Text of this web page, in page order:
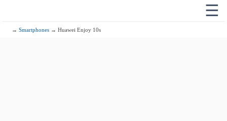
☰
→Smartphones → Huawei Enjoy 10s